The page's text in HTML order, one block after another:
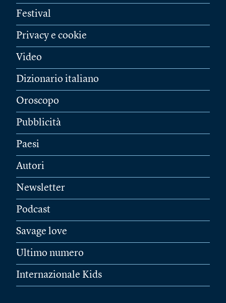
Festival
Privacy e cookie
Video
Dizionario italiano
Oroscopo
Pubblicità
Paesi
Autori
Newsletter
Podcast
Savage love
Ultimo numero
Internazionale Kids